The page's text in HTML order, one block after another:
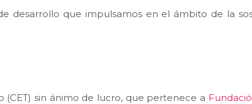
desarrollo que impulsamos en el ámbito de la
(CET) sin ánimo de lucro, que pertenece a